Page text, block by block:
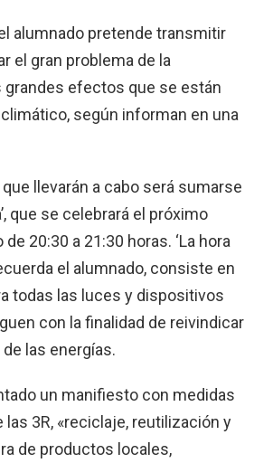
alumnado pretende transmitir
el gran problema de la
grandes efectos que se están
según informan en una
llevarán a cabo será sumarse
que se celebrará el próximo
20:30 a 21:30 horas. ‘La hora
el alumnado, consiste en
todas las luces y dispositivos
con la finalidad de reivindicar
las energías.
un manifiesto con medidas
3R, «reciclaje, reutilización y
de productos locales,